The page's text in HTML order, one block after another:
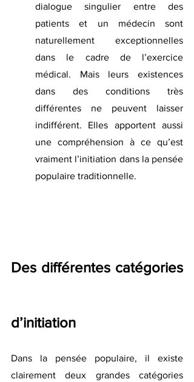
dialogue singulier entre des
patients et un médecin sont
naturellement exceptionnelles
dans le cadre de l’exercice
médical. Mais leurs existences
dans des conditions très
différentes ne peuvent laisser
indifférent. Elles apportent aussi
une compréhension à ce qu’est
vraiment l’initiation dans la pensée
populaire traditionnelle.
Des différentes catégories
d’initiation
Dans la pensée populaire, il existe
clairement deux grandes catégories